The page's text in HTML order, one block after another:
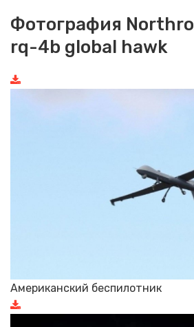
Фотография
rq-4b global hawk
Американский беспилотник